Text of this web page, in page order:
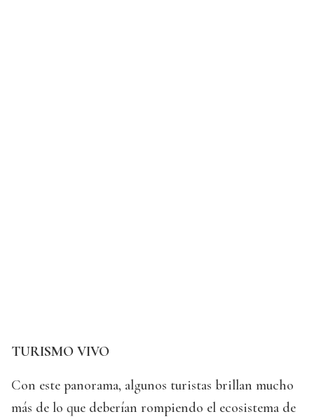
TURISMO VIVO
Con este panorama, algunos turistas brillan mucho
más de lo que deberían rompiendo el ecosistema de